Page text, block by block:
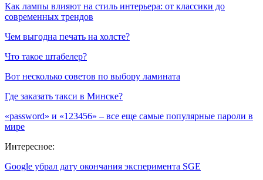
Как лампы влияют на стиль интерьера: от классики до
современных трендов
Чем выгодна печать на холсте?
Что такое штабелер?
Вот несколько советов по выбору ламината
Где заказать такси в Минске?
«password» и «123456» – все еще самые популярные пароли в
мире
Интересное:
Google убрал дату окончания эксперимента SGE